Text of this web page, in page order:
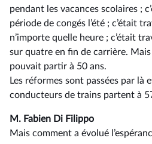
pendant les vacances scolaires ;
période de congés l’été ; c’était
n’importe quelle heure ; c’était
sur quatre en fin de carrière.
pouvait partir à 50 ans.
Les réformes sont passées par là
conducteurs de trains partent à
M. Fabien Di Filippo
Mais comment a évolué